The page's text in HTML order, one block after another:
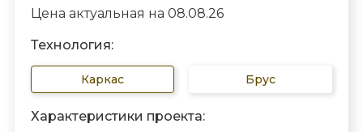
Цена актуальная на 08.08.26
Технология:
Каркас Брус
Характеристики проекта: